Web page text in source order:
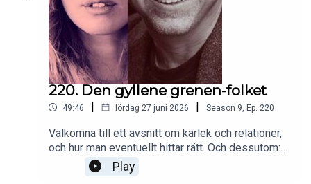
220. Den gyllene grenen-folket
49:46 | lördag 27 juni 2026 | Season 9 Ep. 220
Välkomna till ett avsnitt om kärlek och relationer,
och hur man eventuellt hittar rätt. Och dessutom:
Vi har svaret på vad Johan Persson gör idag!!
Christer lyckades med sin uppgift. Teaser: Svaret
Play